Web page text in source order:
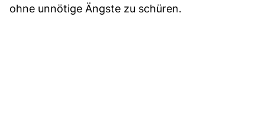
ohne unnötige Ängste zu schüren.